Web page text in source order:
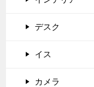
デスク
イス
カメラ